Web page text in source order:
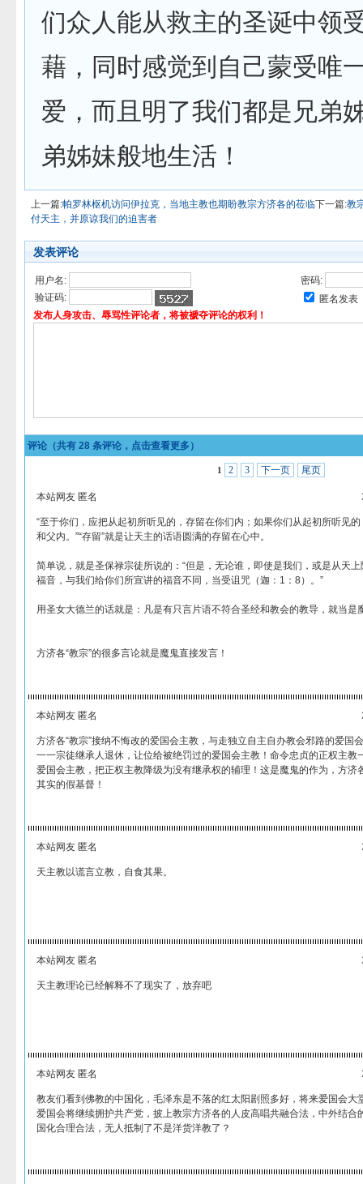
们众人能从救主的圣诞中领
藉，同时感觉到自己蒙受唯
爱，而且明了我们都是兄弟
弟姊妹般地生活！
上一篇:帕罗林枢机访问伊拉克，当地主教也期盼教宗方济各的莅临下一篇:教
付天主，并原谅我们的迫害者
发表评论
用户名:
密码:
验证码:
匿名发表
发布人身攻击、辱骂性评论者，将被褫夺评论的权利！
评论（共有 28 条评论，点击查看更多）
1 2 3 下一页 尾页
本站网友 匿名
“至于你们，应把从起初所听见的，存留在你们内；如果你们从起初所听见
和父内。”“存留”就是让天主的话语圆满的存留在心中。
简单说，就是圣保禄宗徒所说的：“但是，无论谁，即使是我们，或是从天
福音，与我们给你们所宣讲的福音不同，当受诅咒（迦：1：8）。”
用圣女大德兰的话就是：凡是有只言片语不符合圣经和教会的教导，就当是
方济各“教宗”的很多言论就是魔鬼直接发言！
本站网友 匿名
方济各“教宗”接纳不悔改的爱国会主教，与走独立自主自办教会邪路的爱国
一一宗徒继承人退休，让位给被绝罚过的爱国会主教！命令忠贞的正权主教
爱国会主教，把正权主教降级为没有继承权的辅理！这是魔鬼的作为，方济
其实的假基督！
本站网友 匿名
天主教以谎言立教，自食其果。
本站网友 匿名
天主教理论已经解释不了现实了，放弃吧
本站网友 匿名
教友们看到佛教的中国化，毛泽东是不落的红太阳剧照多好，将来爱国会大
爱国会将继续拥护共产党，披上教宗方济各的人皮高唱共融合法，中外结合
国化合理合法，无人抵制了不是洋货洋教了？